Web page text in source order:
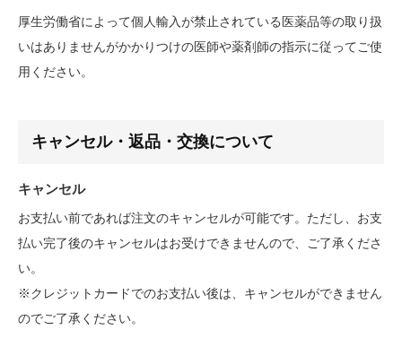
厚生労働省によって個人輸入が禁止されている医薬品等の取り扱
いはありませんがかかりつけの医師や薬剤師の指示に従ってご使
用ください。
キャンセル・返品・交換について
キャンセル
お支払い前であれば注文のキャンセルが可能です。ただし、お支
払い完了後のキャンセルはお受けできませんので、ご了承くださ
い。
※クレジットカードでのお支払い後は、キャンセルができません
のでご了承ください。